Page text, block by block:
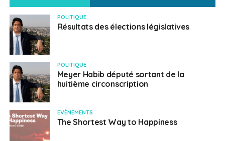
POLITIQUE
Résultats des élections législatives
POLITIQUE
Meyer Habib député sortant de la
huitième circonscription
EVÈNEMENTS
The Shortest Way to Happiness